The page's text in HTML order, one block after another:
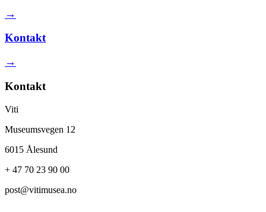
→
Kontakt
→
Kontakt
Viti
Museumsvegen 12
6015 Ålesund
+ 47 70 23 90 00
post@vitimusea.no